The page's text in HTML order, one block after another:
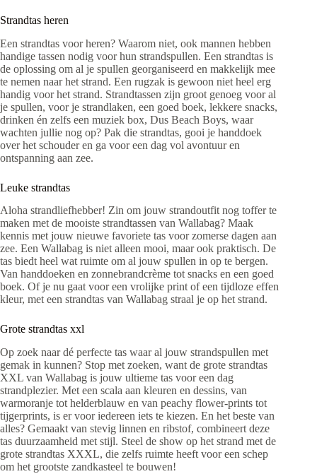
Strandtas heren
Een strandtas voor heren? Waarom niet, ook mannen hebben
handige tassen nodig voor hun strandspullen. Een strandtas is
de oplossing om al je spullen georganiseerd en makkelijk mee
te nemen naar het strand. Een rugzak is gewoon niet heel erg
handig voor het strand. Strandtassen zijn groot genoeg voor al
je spullen, voor je strandlaken, een goed boek, lekkere snacks,
drinken én zelfs een muziek box, Dus Beach Boys, waar
wachten jullie nog op? Pak die strandtas, gooi je handdoek
over het schouder en ga voor een dag vol avontuur en
ontspanning aan zee.
Leuke strandtas
Aloha strandliefhebber! Zin om jouw strandoutfit nog toffer te
maken met de mooiste strandtassen van Wallabag? Maak
kennis met jouw nieuwe favoriete tas voor zomerse dagen aan
zee. Een Wallabag is niet alleen mooi, maar ook praktisch. De
tas biedt heel wat ruimte om al jouw spullen in op te bergen.
Van handdoeken en zonnebrandcrème tot snacks en een goed
boek. Of je nu gaat voor een vrolijke print of een tijdloze effen
kleur, met een strandtas van Wallabag straal je op het strand.
Grote strandtas xxl
Op zoek naar dé perfecte tas waar al jouw strandspullen met
gemak in kunnen? Stop met zoeken, want de grote strandtas
XXL van Wallabag is jouw ultieme tas voor een dag
strandplezier. Met een scala aan kleuren en dessins, van
warmoranje tot helderblauw en van peachy flower-prints tot
tijgerprints, is er voor iedereen iets te kiezen. En het beste van
alles? Gemaakt van stevig linnen en ribstof, combineert deze
tas duurzaamheid met stijl. Steel de show op het strand met de
grote strandtas XXXL, die zelfs ruimte heeft voor een schep
om het grootste zandkasteel te bouwen!